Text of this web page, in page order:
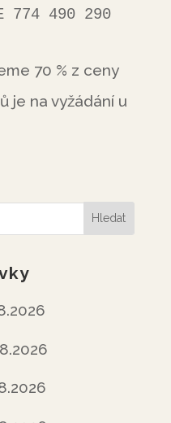
774 490 290
70 % z ceny
je na vyžádání u